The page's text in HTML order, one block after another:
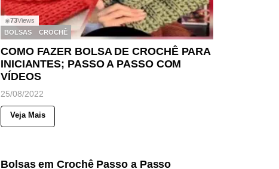
◉73Views
BOLSAS
CROCHÊ
COMO FAZER BOLSA DE CROCHÊ PARA
INICIANTES; PASSO A PASSO COM
VÍDEOS
25/08/2022
Veja Mais
Bolsas em Crochê Passo a Passo